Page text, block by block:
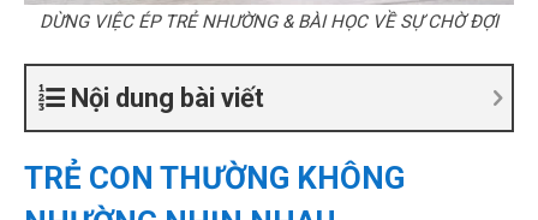
DỪNG VIỆC ÉP TRẺ NHƯỜNG & BÀI HỌC VỀ SỰ CHỜ ĐỢI
Nội dung bài viết
TRẺ CON THƯỜNG KHÔNG